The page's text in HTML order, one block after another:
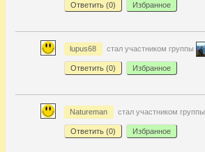
Ответить (0) Избранное
lupus68 стал участником группы
Ответить (0) Избранное
Natureman стал участником группы
Ответить (0) Избранное